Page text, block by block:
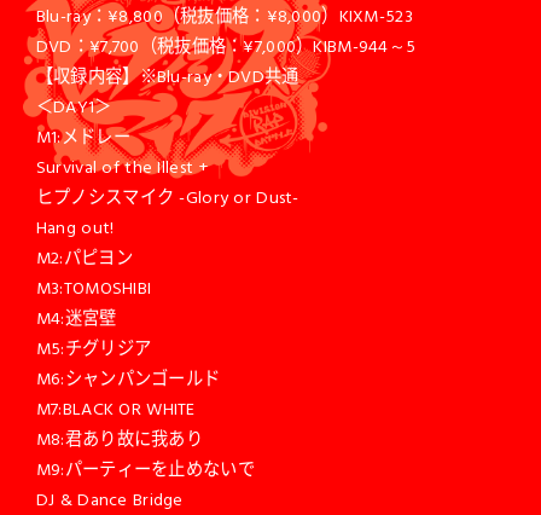
Blu-ray：¥8,800（税抜価格：¥8,000）KIXM-523
DVD：¥7,700（税抜価格：¥7,000）KIBM-944～5
【収録内容】※Blu-ray・DVD共通
＜DAY1＞
M1:メドレー
Survival of the Illest +
ヒプノシスマイク -Glory or Dust-
Hang out!
M2:パピヨン
M3:TOMOSHIBI
M4:迷宮壁
M5:チグリジア
M6:シャンパンゴールド
M7:BLACK OR WHITE
M8:君あり故に我あり
M9:パーティーを止めないで
DJ & Dance Bridge